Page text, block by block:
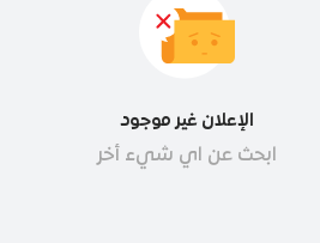
الإعلان غير موجود
ابحث عن اي شيء أخر